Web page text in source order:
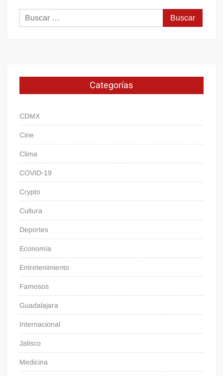
Buscar:
Categorías
CDMX
Cine
Clima
COVID-19
Crypto
Cultura
Deportes
Economía
Entretenimiento
Famosos
Guadalajara
Internacional
Jalisco
Medicina